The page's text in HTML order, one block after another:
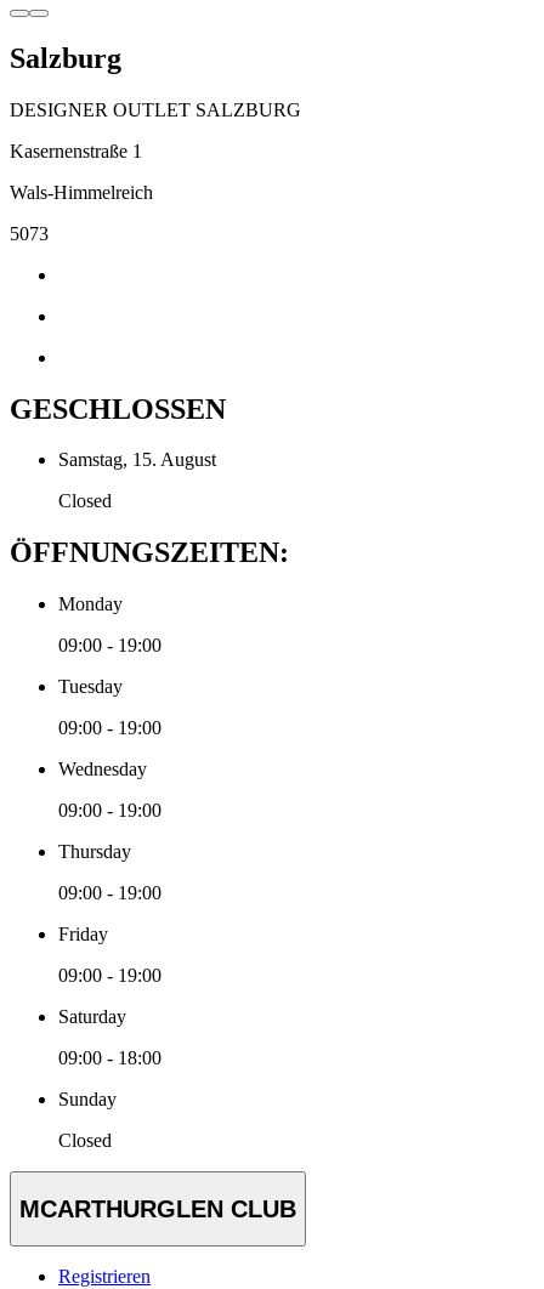
Salzburg
DESIGNER OUTLET SALZBURG
Kasernenstraße 1
Wals-Himmelreich
5073
GESCHLOSSEN
Samstag, 15. August
Closed
ÖFFNUNGSZEITEN:
Monday
09:00 - 19:00
Tuesday
09:00 - 19:00
Wednesday
09:00 - 19:00
Thursday
09:00 - 19:00
Friday
09:00 - 19:00
Saturday
09:00 - 18:00
Sunday
Closed
MCARTHURGLEN CLUB
Registrieren